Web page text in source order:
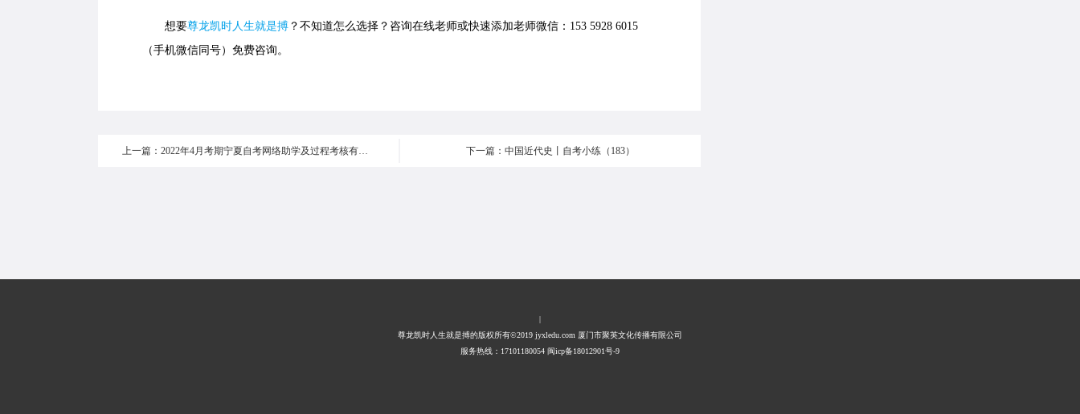
想要尊龙凯时人生就是搏 ？不知道怎么选择？咨询在线老师或快速添加老师微信：153 5928 6015
（手机微信同号）免费咨询。
上一篇：2022年4月考期宁夏自考网络助学及过程考核有关事项通知 下一篇：中国近代史丨自考小练（183）
|
尊龙凯时人生就是搏的版权所有©2019 jyxledu.com 厦门市聚英文化传播有限公司
服务热线：17101180054 闽icp备18012901号-9